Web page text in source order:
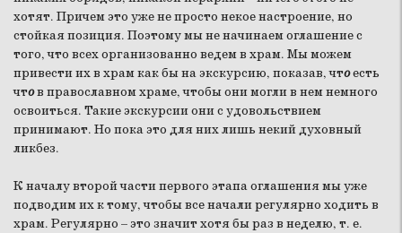
хотят. Причем это уже не просто некое настроение, но
стойкая позиция. Поэтому мы не начинаем оглашение с
того, что всех организованно ведем в храм. Мы можем
привести их в храм как бы на экскурсию, показав, чтоесть
чтов православном храме, чтобы они могли в нем немного
освоиться. Такие экскурсии они с удовольствием
принимают. Но пока это для них лишь некий духовный
ликбез.
К началу второй части первого этапа оглашения мы уже
подводим их к тому, чтобы все начали регулярно ходить в
храм. Регулярно – это значит хотя бы раз в неделю, т. е.